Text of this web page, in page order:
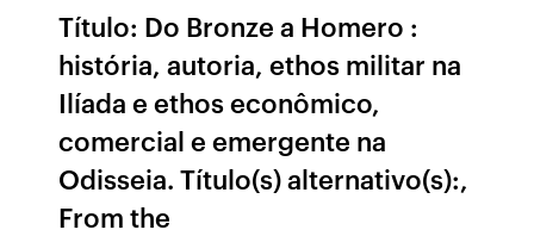
Título: Do Bronze a Homero :
história, autoria, ethos militar na
Ilíada e ethos econômico,
comercial e emergente na
Odisseia. Título(s) alternativo(s):,
From the